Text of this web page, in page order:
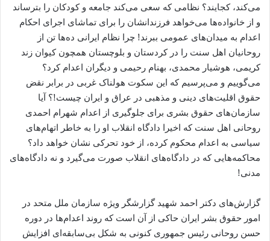
می‌کند، کجایند؟ نظامی که سعی می‌کند جامعه و کودکان را بترساند
و از خانواده‌ها می‌خواهد فرزندانشان را برای تماشای اجرای احکام
اعدام به میدان‌های عمومی ببرند! چرا نظام ایرانی ده‌ها تن از
روحانیان اهل سنت را در کردستان و بلوچستان همچون کیوان زند
کریمی، هوشیار محمدی، بهنام رحیمی و دیگران اعدام کرد؟
می‌گوییم و می‌پرسیم که این سکوت هولناک غربی در برابر نقض
حقوق اقلیت‌های دینی و مذهبی در عراق و ایران چیست!؟ آیا
سازمان‌های حقوق بشری برای جلوگیری از اعدام شهرام احمدی
روحانی اهل سنت که اخیرا دادگاه انقلاب او را به خاطر اتهام‌های
سیاسی به اعدام محکوم کرده، از خود تحرکی نشان خواهد داد؟
محاکمه‌هایی که در دادگاه‌های انقلاب صورت می‌گیرد و نه دادگاه‌های
مدنی!
گزارش‌های دکتر احمد شهید گزارشگر ویژه سازمان ملل متحد در
امور حقوق بشر ایران حاکی از آن است که روند اعدام‌ها در دوره
حسن روحانی رئیس جمهوری کنونی به شکل بی‌سابقه‌ای افزایش